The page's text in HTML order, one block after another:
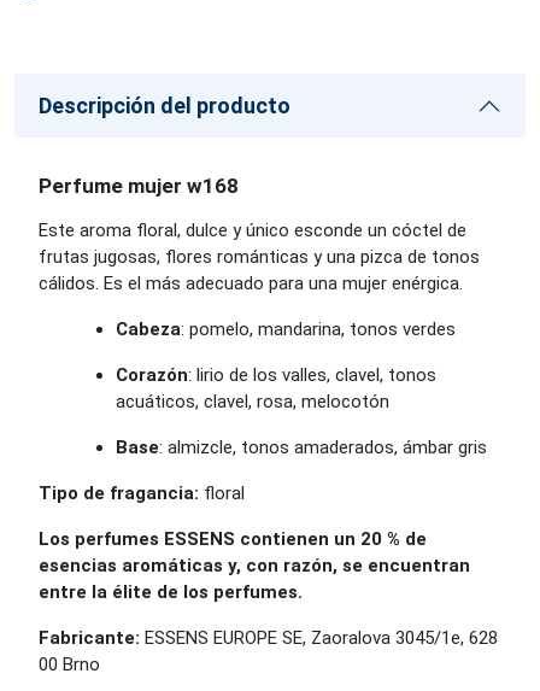
Descripción del producto
Perfume mujer w168
Este aroma floral, dulce y único esconde un cóctel de
frutas jugosas, flores románticas y una pizca de tonos
cálidos. Es el más adecuado para una mujer enérgica.
Cabeza: pomelo, mandarina, tonos verdes
Corazón: lirio de los valles, clavel, tonos
acuáticos, clavel, rosa, melocotón
Base: almizcle, tonos amaderados, ámbar gris
Tipo de fragancia: floral
Los perfumes ESSENS contienen un 20 % de
esencias aromáticas y, con razón, se encuentran
entre la élite de los perfumes.
Fabricante: ESSENS EUROPE SE, Zaoralova 3045/1e, 628
00 Brno